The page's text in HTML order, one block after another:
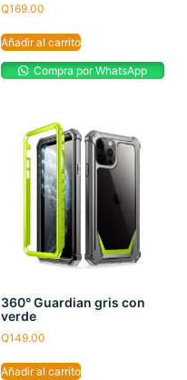
Q169.00
Añadir al carrito
Compra por WhatsApp
360° Guardian gris con
verde
Q149.00
Añadir al carrito